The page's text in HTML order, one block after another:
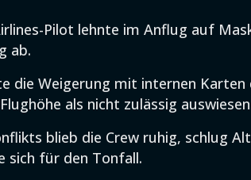
Pilot lehnte im Anflug auf
ab.
die Weigerung mit internen Karten
als nicht zulässig
blieb die Crew ruhig, schlug
sich für den Tonfall.